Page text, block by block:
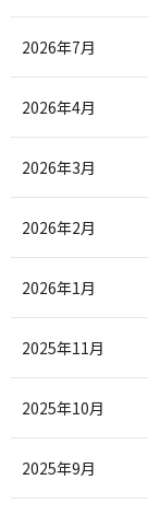
2026年7月
2026年4月
2026年3月
2026年2月
2026年1月
2025年11月
2025年10月
2025年9月